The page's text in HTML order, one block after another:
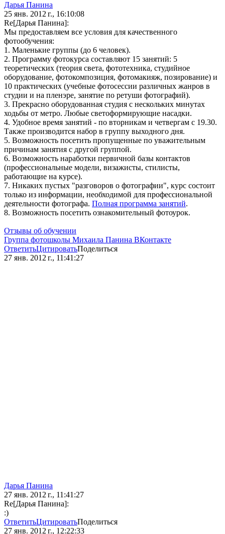
Дарья Панина
25 янв. 2012 г., 16:10:08
Re[Дарья Панина]:
Мы предоставляем все условия для качественного
фотообучения:
1. Маленькие группы (до 6 человек).
2. Программу фотокурса составляют 15 занятий: 5
теоретических (теория света, фототехника, студийное
оборудование, фотокомпозиция, фотомакияж, позирование) и
10 практических (учебные фотосессии различных жанров в
студии и на пленэре, занятие по ретуши фотографий).
3. Прекрасно оборудованная студия с нескольких минутах
ходьбы от метро. Любые светоформирующие насадки.
4. Удобное время занятий - по вторникам и четвергам с 19.30.
Также производится набор в группу выходного дня.
5. Возможность посетить пропущенные по уважительным
причинам занятия с другой группой.
6. Возможность наработки первичной базы контактов
(профессиональные модели, визажисты, стилисты,
работающие на курсе).
7. Никаких пустых "разговоров о фотографии", курс состоит
только из информации, необходимой для профессиональной
деятельности фотографа. Полная программа занятий.
8. Возможность посетить ознакомительный фотоурок.
Отзывы об обучении
Группа фотошколы Михаила Панина ВКонтакте
ОтветитьЦитироватьПоделиться
27 янв. 2012 г., 11:41:27
Дарья Панина
27 янв. 2012 г., 11:41:27
Re[Дарья Панина]:
:)
ОтветитьЦитироватьПоделиться
27 янв. 2012 г., 12:22:33